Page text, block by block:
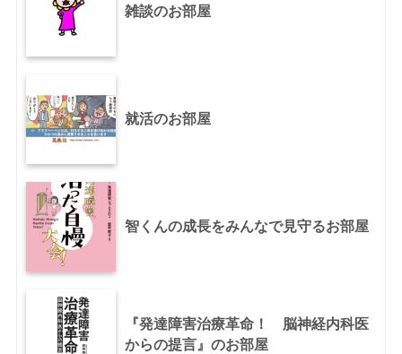
雑談のお部屋
就活のお部屋
智くんの成長をみんなで見守るお部屋
『発達障害治療革命！ 脳神経内科医
からの提言』のお部屋